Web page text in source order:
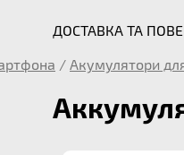
ДОСТАВКА ТА
/ Акумулятори